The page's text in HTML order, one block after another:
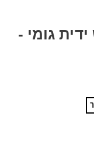
ידית גומי -